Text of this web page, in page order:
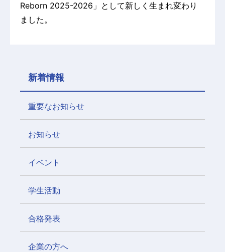
Reborn 2025-2026」として新しく生まれ変わり
ました。
新着情報
重要なお知らせ
お知らせ
イベント
学生活動
合格発表
企業の方へ